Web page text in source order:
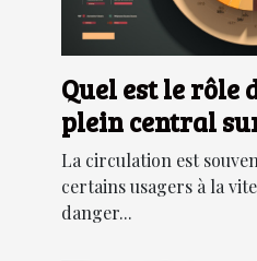
Quel est le rôle
plein central
La circulation est
certains usagers à la
danger...